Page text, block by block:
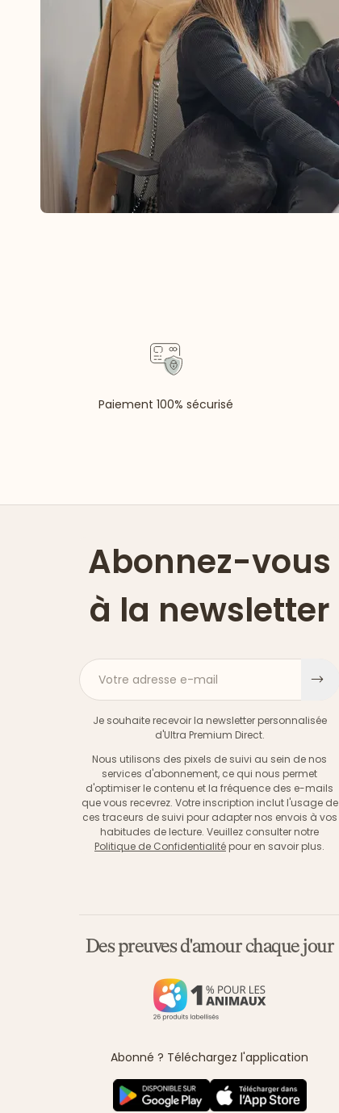
Paiement 100% sécurisé
Abonnez-vous
à la newsletter
Votre adresse e-mail
Je souhaite recevoir la newsletter personnalisée
d'Ultra Premium Direct.
Nous utilisons des pixels de suivi au sein de nos
services d'abonnement, ce qui nous permet
d'optimiser le contenu et la fréquence des e-mails
que vous recevrez. Votre inscription inclut l'usage de
ces traceurs de suivi pour adapter nos envois à vos
habitudes de lecture. Veuillez consulter notre
Politique de Confidentialité pour en savoir plus.
Des preuves d'amour chaque jour
Abonné ? Téléchargez l'application